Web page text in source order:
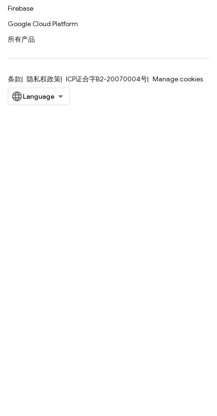
Firebase
Google Cloud Platform
所有产品
条款 隐私权政策 ICP证合字B2-20070004号 Manage cookies